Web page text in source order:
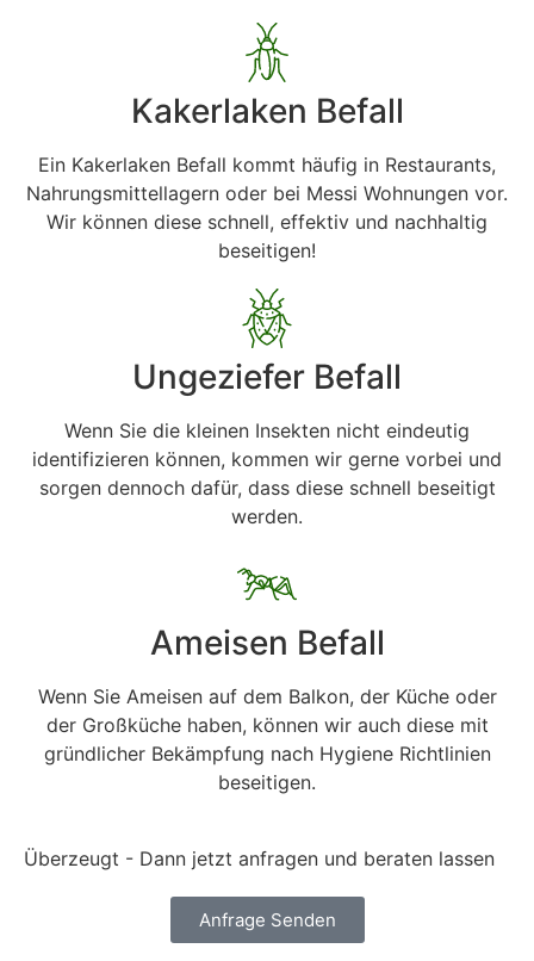
Kakerlaken Befall
Ein Kakerlaken Befall kommt häufig in Restaurants,
Nahrungsmittellagern oder bei Messi Wohnungen vor.
Wir können diese schnell, effektiv und nachhaltig
beseitigen!
Ungeziefer Befall
Wenn Sie die kleinen Insekten nicht eindeutig
identifizieren können, kommen wir gerne vorbei und
sorgen dennoch dafür, dass diese schnell beseitigt
werden.
Ameisen Befall
Wenn Sie Ameisen auf dem Balkon, der Küche oder
der Großküche haben, können wir auch diese mit
gründlicher Bekämpfung nach Hygiene Richtlinien
beseitigen.
Überzeugt - Dann jetzt anfragen und beraten lassen
Anfrage Senden